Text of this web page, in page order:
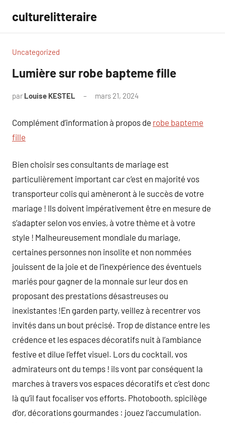
contenu
culturelitteraire
Uncategorized
Lumière sur robe bapteme fille
par Louise KESTEL mars 21, 2024
Complément d’information à propos de robe bapteme
fille
Bien choisir ses consultants de mariage est
particulièrement important car c’est en majorité vos
transporteur colis qui amèneront à le succès de votre
mariage ! Ils doivent impérativement être en mesure de
s’adapter selon vos envies, à votre thème et à votre
style ! Malheureusement mondiale du mariage,
certaines personnes non insolite et non nommées
jouissent de la joie et de l’inexpérience des éventuels
mariés pour gagner de la monnaie sur leur dos en
proposant des prestations désastreuses ou
inexistantes !En garden party, veillez à recentrer vos
invités dans un bout précisé. Trop de distance entre les
crédence et les espaces décoratifs nuit à l’ambiance
festive et dilue l’effet visuel. Lors du cocktail, vos
admirateurs ont du temps ! ils vont par conséquent la
marches à travers vos espaces décoratifs et c’est donc
là qu’il faut focaliser vos efforts. Photobooth, spicilège
d’or, décorations gourmandes : jouez l’accumulation.